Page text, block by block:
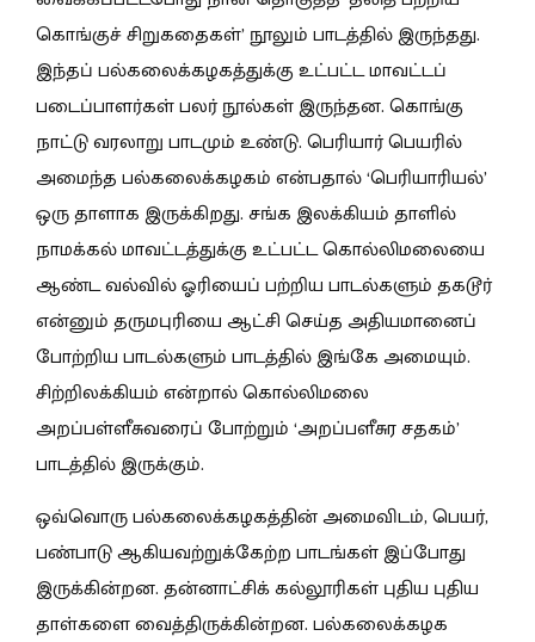
கொங்குச் சிறுகதைகள்’ நூலும் பாடத்தில் இருந்தது.
இந்தப் பல்கலைக்கழகத்துக்கு உட்பட்ட மாவட்டப்
படைப்பாளர்கள் பலர் நூல்கள் இருந்தன. கொங்கு
நாட்டு வரலாறு பாடமும் உண்டு. பெரியார் பெயரில்
அமைந்த பல்கலைக்கழகம் என்பதால் ‘பெரியாரியல்’
ஒரு தாளாக இருக்கிறது. சங்க இலக்கியம் தாளில்
நாமக்கல் மாவட்டத்துக்கு உட்பட்ட கொல்லிமலையை
ஆண்ட வல்வில் ஓரியைப் பற்றிய பாடல்களும் தகடூர்
என்னும் தருமபுரியை ஆட்சி செய்த அதியமானைப்
போற்றிய பாடல்களும் பாடத்தில் இங்கே அமையும்.
சிற்றிலக்கியம் என்றால் கொல்லிமலை
அறப்பள்ளீசுவரைப் போற்றும் ‘அறப்பளீசுர சதகம்’
பாடத்தில் இருக்கும்.
ஒவ்வொரு பல்கலைக்கழகத்தின் அமைவிடம், பெயர்,
பண்பாடு ஆகியவற்றுக்கேற்ற பாடங்கள் இப்போது
இருக்கின்றன. தன்னாட்சிக் கல்லூரிகள் புதிய புதிய
தாள்களை வைத்திருக்கின்றன. பல்கலைக்கழக